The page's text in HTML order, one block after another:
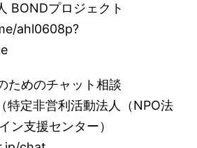
BONDプロジェクト
ahl0608p?
ためのチャット相談
特定非営利活動法人（NPO法
ン支援センター）